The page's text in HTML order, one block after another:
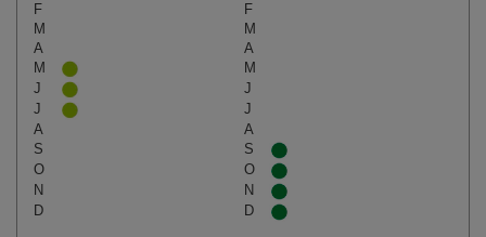
F
F
M
M
A
A
M
M
J
J
J
J
A
A
S
S
O
O
N
N
D
D